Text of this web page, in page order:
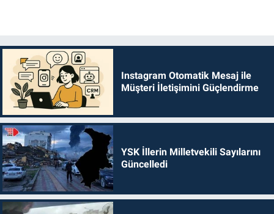
Instagram Otomatik Mesaj ile
Müşteri İletişimini Güçlendirme
YSK İllerin Milletvekili Sayılarını
Güncelledi